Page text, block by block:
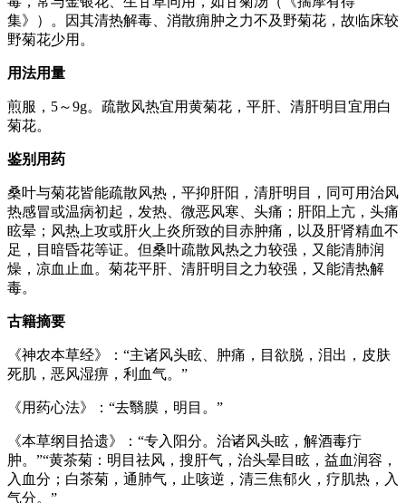
集》）。因其清热解毒、消散痈肿之力不及野菊花，故临床较
野菊花少用。
用法用量
煎服，5～9g。疏散风热宜用黄菊花，平肝、清肝明目宜用白
菊花。
鉴别用药
桑叶与菊花皆能疏散风热，平抑肝阳，清肝明目，同可用治风
热感冒或温病初起，发热、微恶风寒、头痛；肝阳上亢，头痛
眩晕；风热上攻或肝火上炎所致的目赤肿痛，以及肝肾精血不
足，目暗昏花等证。但桑叶疏散风热之力较强，又能清肺润
燥，凉血止血。菊花平肝、清肝明目之力较强，又能清热解
毒。
古籍摘要
《神农本草经》：“主诸风头眩、肿痛，目欲脱，泪出，皮肤
死肌，恶风湿痹，利血气。”
《用药心法》：“去翳膜，明目。”
《本草纲目拾遗》：“专入阳分。治诸风头眩，解酒毒疔
肿。”“黄茶菊：明目祛风，搜肝气，治头晕目眩，益血润容，
入血分；白茶菊，通肺气，止咳逆，清三焦郁火，疗肌热，入
气分。”